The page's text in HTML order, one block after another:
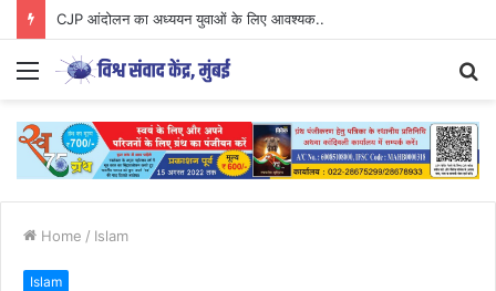
CJP आंदोलन का अध्ययन युवाओं के लिए आवश्यक..
Menu
Home / Islam
Islam